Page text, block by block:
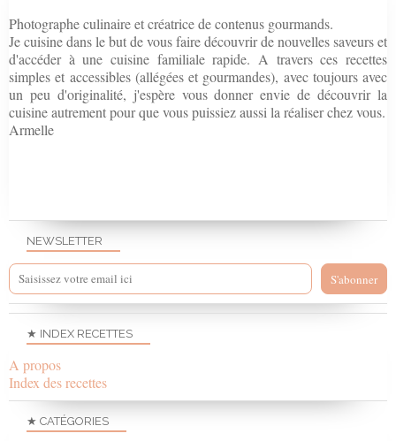
NEWSLETTER
★ INDEX RECETTES
A propos
Index des recettes
★ CATÉGORIES
Photographe culinaire et créatrice de contenus gourmands.
Je cuisine dans le but de vous faire découvrir de nouvelles saveurs et
d'accéder à une cuisine familiale rapide. A travers ces recettes
simples et accessibles (allégées et gourmandes), avec toujours avec
un peu d'originalité, j'espère vous donner envie de découvrir la
cuisine autrement pour que vous puissiez aussi la réaliser chez vous.
Armelle